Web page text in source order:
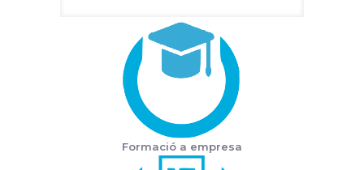
Formació a empresa